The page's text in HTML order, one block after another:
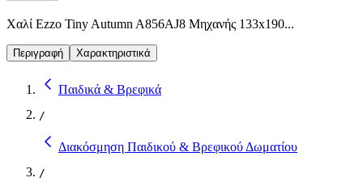
Χαλί Ezzo Tiny Autumn A856AJ8 Μηχανής 133x190...
Περιγραφή Χαρακτηριστικά
Παιδικά & Βρεφικά
/
Διακόσμηση Παιδικού & Βρεφικού Δωματίου
/